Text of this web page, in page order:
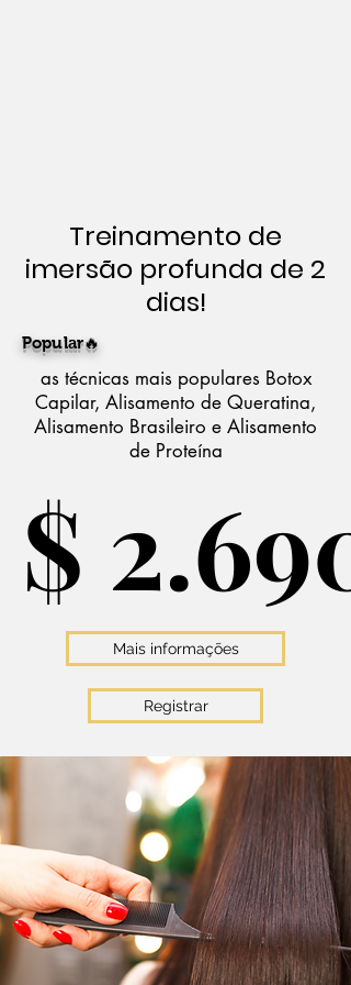
Treinamento de
imersão profunda de 2
dias!
Popular🔥
as técnicas mais populares Botox
Capilar, Alisamento de Queratina,
Alisamento Brasileiro e Alisamento
de Proteína
$ 2.690
$ 2.690
Mais informações
Registrar